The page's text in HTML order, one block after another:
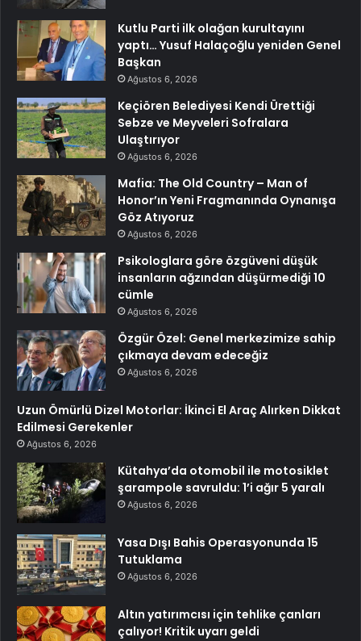
Kutlu Parti ilk olağan kurultayını
yaptı… Yusuf Halaçoğlu yeniden Genel
Başkan
Ağustos 6, 2026
Keçiören Belediyesi Kendi Ürettiği
Sebze ve Meyveleri Sofralara
Ulaştırıyor
Ağustos 6, 2026
Mafia: The Old Country – Man of
Honor’ın Yeni Fragmanında Oynanışa
Göz Atıyoruz
Ağustos 6, 2026
Psikologlara göre özgüveni düşük
insanların ağzından düşürmediği 10
cümle
Ağustos 6, 2026
Özgür Özel: Genel merkezimize sahip
çıkmaya devam edeceğiz
Ağustos 6, 2026
Uzun Ömürlü Dizel Motorlar: İkinci El Araç Alırken Dikkat
Edilmesi Gerekenler
Ağustos 6, 2026
Kütahya’da otomobil ile motosiklet
şarampole savruldu: 1’i ağır 5 yaralı
Ağustos 6, 2026
Yasa Dışı Bahis Operasyonunda 15
Tutuklama
Ağustos 6, 2026
Altın yatırımcısı için tehlike çanları
çalıyor! Kritik uyarı geldi